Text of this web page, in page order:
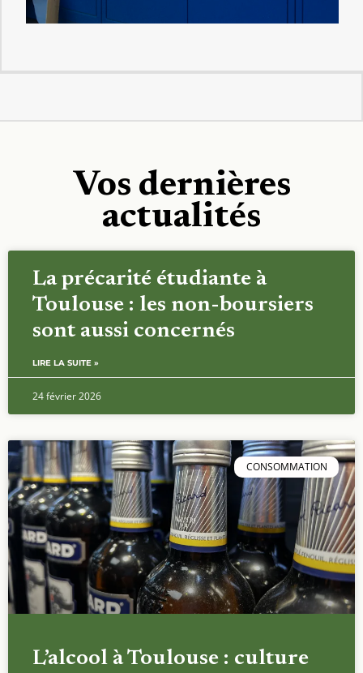
Vos dernières
actualités
La précarité étudiante à
Toulouse : les non-boursiers
sont aussi concernés
LIRE LA SUITE »
24 février 2026
CONSOMMATION
L’alcool à Toulouse : culture